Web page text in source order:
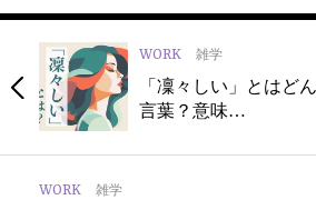
WORK 雑学
「凜々しい」とはど
言葉？意味…
WORK 雑学